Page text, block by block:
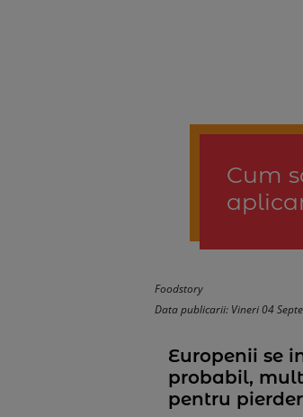
Cum
Foodstory
Data publicarii: Vineri 04
Europenii se
probabil,
pentru